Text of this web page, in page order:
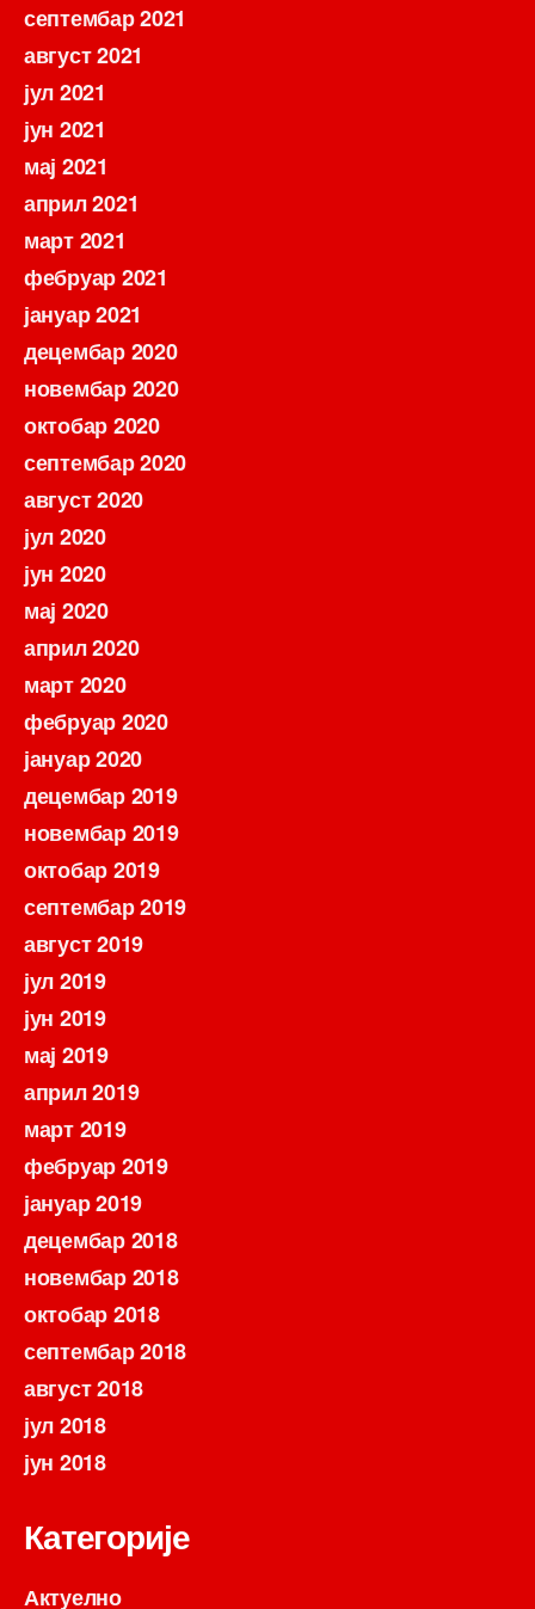
септембар 2021
август 2021
јул 2021
јун 2021
мај 2021
април 2021
март 2021
фебруар 2021
јануар 2021
децембар 2020
новембар 2020
октобар 2020
септембар 2020
август 2020
јул 2020
јун 2020
мај 2020
април 2020
март 2020
фебруар 2020
јануар 2020
децембар 2019
новембар 2019
октобар 2019
септембар 2019
август 2019
јул 2019
јун 2019
мај 2019
април 2019
март 2019
фебруар 2019
јануар 2019
децембар 2018
новембар 2018
октобар 2018
септембар 2018
август 2018
јул 2018
јун 2018
Категорије
Актуелно